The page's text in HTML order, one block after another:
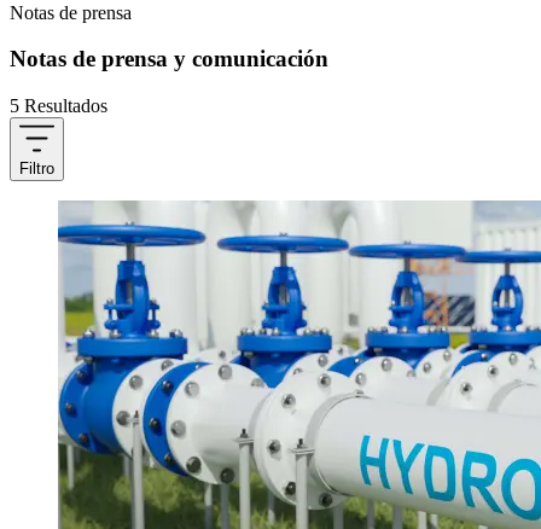
Notas de prensa
Notas de prensa y comunicación
5 Resultados
Filtro